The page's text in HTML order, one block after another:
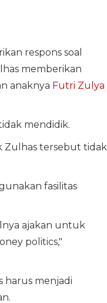
respons soal
memberikan
anaknya Futri Zulya
mendidik.
Zulhas tersebut tidak
fasilitas
ajakan untuk
politics,"
harus menjadi